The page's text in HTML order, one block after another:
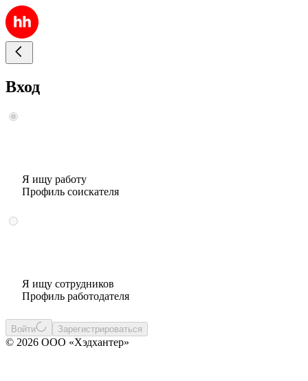
Вход
Я ищу работу
Профиль соискателя
Я ищу сотрудников
Профиль работодателя
Войти Зарегистрироваться
© 2026 ООО «Хэдхантер»